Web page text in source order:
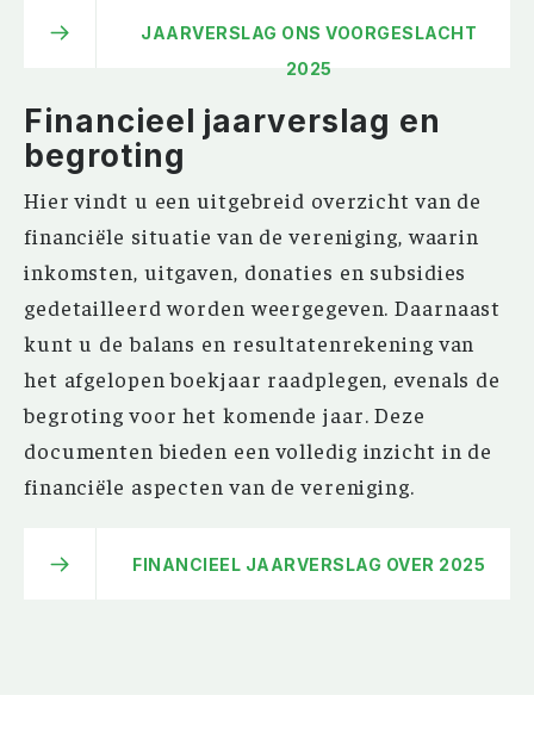
JAARVERSLAG ONS VOORGESLACHT
2025
Financieel jaarverslag en
begroting
Hier vindt u een uitgebreid overzicht van de
financiële situatie van de vereniging, waarin
inkomsten, uitgaven, donaties en subsidies
gedetailleerd worden weergegeven. Daarnaast
kunt u de balans en resultatenrekening van
het afgelopen boekjaar raadplegen, evenals de
begroting voor het komende jaar. Deze
documenten bieden een volledig inzicht in de
financiële aspecten van de vereniging.
FINANCIEEL JAARVERSLAG OVER 2025